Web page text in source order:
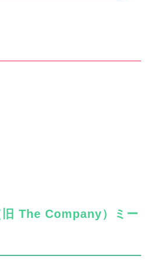
The Company）
ミー